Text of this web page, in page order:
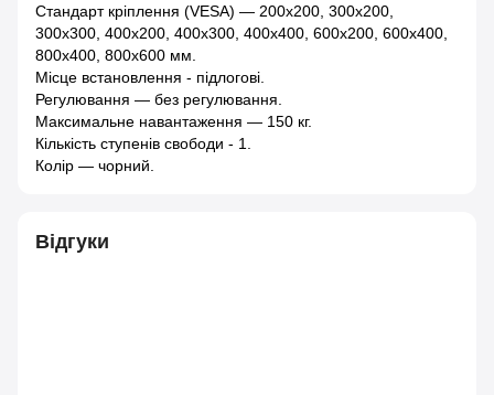
Стандарт кріплення (VESA) — 200х200, 300х200,
300х300, 400х200, 400х300, 400х400, 600х200, 600х400,
800х400, 800х600 мм.
Місце встановлення - підлогові.
Регулювання — без регулювання.
Максимальне навантаження — 150 кг.
Кількість ступенів свободи - 1.
Колір — чорний.
Відгуки